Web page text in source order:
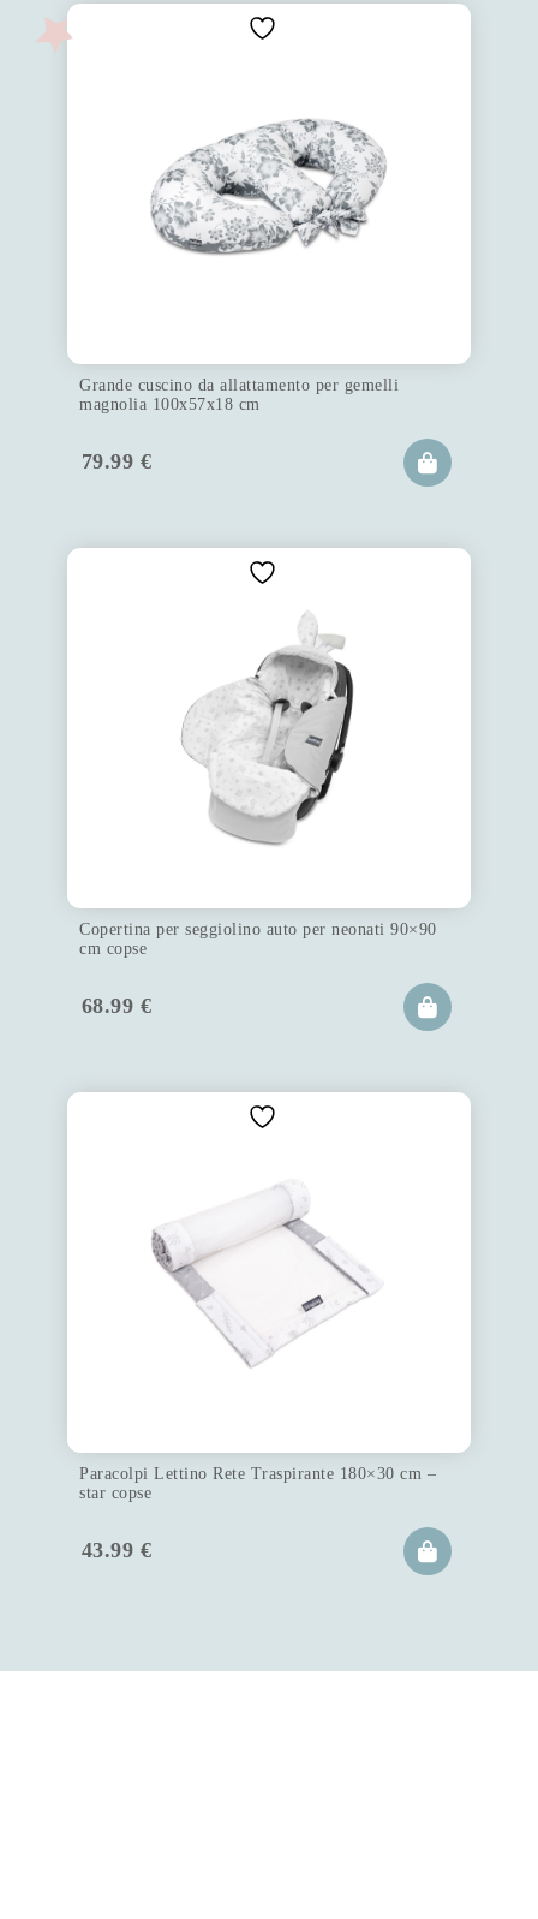
Grande cuscino da allattamento per gemelli
magnolia 100x57x18 cm
79.99 €
Copertina per seggiolino auto per neonati 90×90
cm copse
68.99 €
Paracolpi Lettino Rete Traspirante 180×30 cm –
star copse
43.99 €